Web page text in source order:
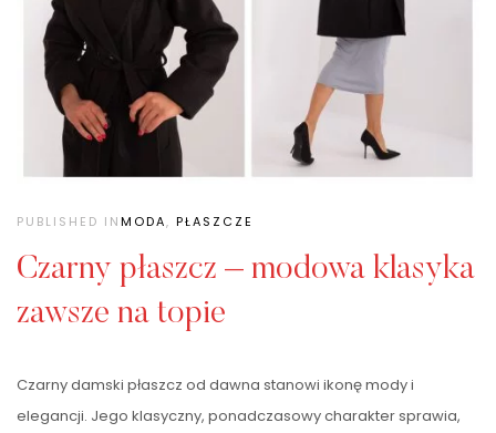
PUBLISHED INMODA, PŁASZCZE
Czarny płaszcz – modowa klasyka
zawsze na topie
Czarny damski płaszcz od dawna stanowi ikonę mody i
elegancji. Jego klasyczny, ponadczasowy charakter sprawia,